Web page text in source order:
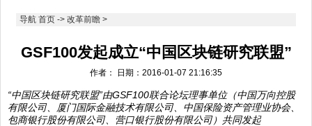
导航 首页-> 改革前瞻>
GSF100发起成立“中国区块链研究联盟”
作者： 日期：2016-01-07 21:16:35
“中国区块链研究联盟”由GSF100联合论坛理事单位（中国万向控股
有限公司、厦门国际金融技术有限公司、中国保险资产管理业协会、
包商银行股份有限公司、营口银行股份有限公司）共同发起